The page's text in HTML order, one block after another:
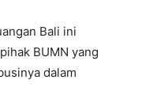
Bali ini
BUMN yang
dalam